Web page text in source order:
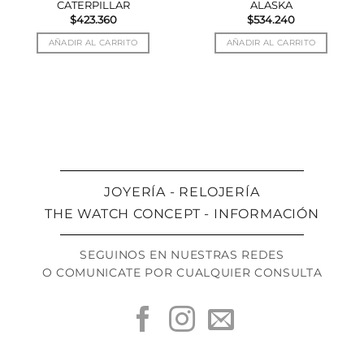
CATERPILLAR
$423.360
AÑADIR AL CARRITO
ALASKA
$534.240
AÑADIR AL CARRITO
JOYERÍA - RELOJERÍA
THE WATCH CONCEPT - INFORMACIÓN
SEGUINOS EN NUESTRAS REDES
O COMUNICATE POR CUALQUIER CONSULTA